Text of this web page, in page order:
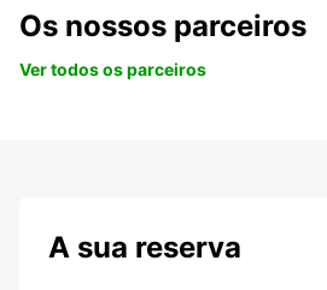
Os nossos parceiros
Ver todos os parceiros
A sua reserva